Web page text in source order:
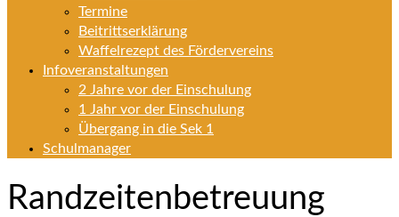
Termine
Beitrittserklärung
Waffelrezept des Fördervereins
Infoveranstaltungen
2 Jahre vor der Einschulung
1 Jahr vor der Einschulung
Übergang in die Sek 1
Schulmanager
Randzeitenbetreuung